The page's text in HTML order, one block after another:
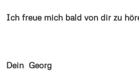
Ich freue mich bald von dir zu
Dein Georg